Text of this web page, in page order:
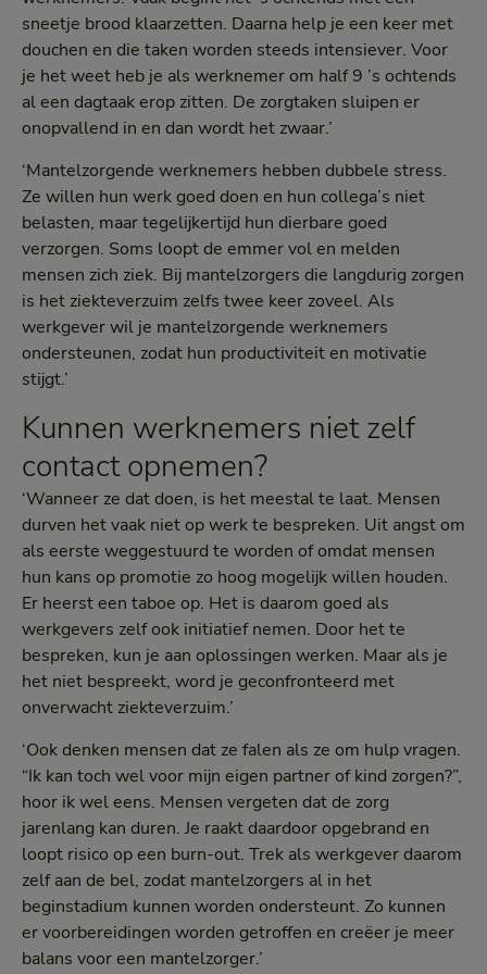
sneetje brood klaarzetten. Daarna help je een keer met
douchen en die taken worden steeds intensiever. Voor
je het weet heb je als werknemer om half 9 ’s ochtends
al een dagtaak erop zitten. De zorgtaken sluipen er
onopvallend in en dan wordt het zwaar.’
‘Mantelzorgende werknemers hebben dubbele stress.
Ze willen hun werk goed doen en hun collega’s niet
belasten, maar tegelijkertijd hun dierbare goed
verzorgen. Soms loopt de emmer vol en melden
mensen zich ziek. Bij mantelzorgers die langdurig zorgen
is het ziekteverzuim zelfs twee keer zoveel. Als
werkgever wil je mantelzorgende werknemers
ondersteunen, zodat hun productiviteit en motivatie
stijgt.’
Kunnen werknemers niet zelf
contact opnemen?
‘Wanneer ze dat doen, is het meestal te laat. Mensen
durven het vaak niet op werk te bespreken. Uit angst om
als eerste weggestuurd te worden of omdat mensen
hun kans op promotie zo hoog mogelijk willen houden.
Er heerst een taboe op. Het is daarom goed als
werkgevers zelf ook initiatief nemen. Door het te
bespreken, kun je aan oplossingen werken. Maar als je
het niet bespreekt, word je geconfronteerd met
onverwacht ziekteverzuim.’
‘Ook denken mensen dat ze falen als ze om hulp vragen.
“Ik kan toch wel voor mijn eigen partner of kind zorgen?”,
hoor ik wel eens. Mensen vergeten dat de zorg
jarenlang kan duren. Je raakt daardoor opgebrand en
loopt risico op een burn-out. Trek als werkgever daarom
zelf aan de bel, zodat mantelzorgers al in het
beginstadium kunnen worden ondersteunt. Zo kunnen
er voorbereidingen worden getroffen en creëer je meer
balans voor een mantelzorger.’